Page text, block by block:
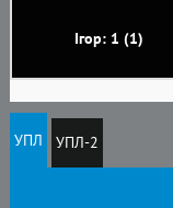
Ігор: 1 (1)
УПЛ УПЛ-2